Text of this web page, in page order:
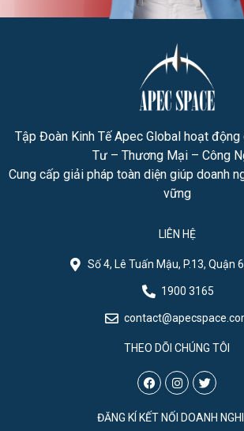
Tập Đoàn Kinh Tế Apec Global hoạt
Tư – Thương Mại – Công
Cung cấp giải pháp toàn diện giúp doanh
vững
LIÊN HỆ
Số 4, Lê Tuấn Mậu, P.13, Quận
1900 3165
THEO DÕI CHÚNG TÔI
ĐĂNG KÍ KẾT NỐI DOANH